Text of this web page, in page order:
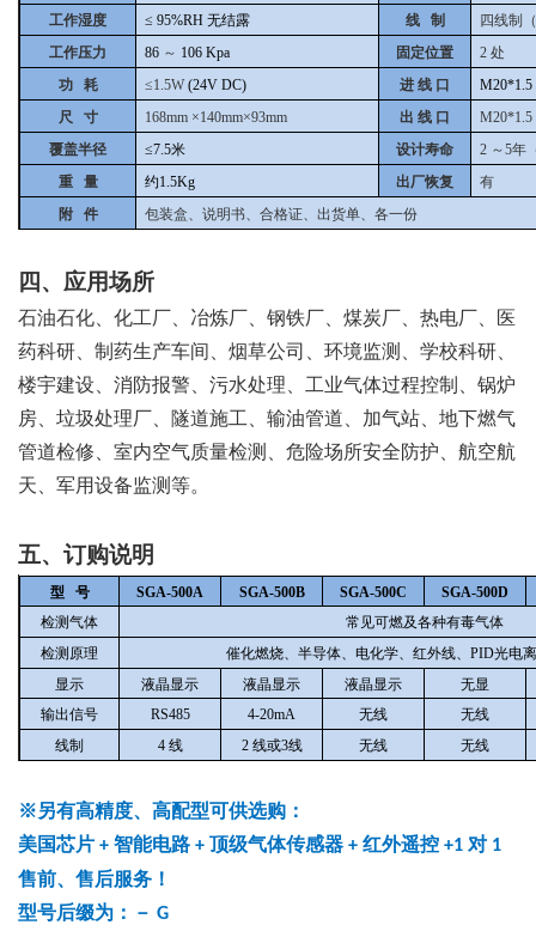
工作湿度
≤ 95%RH 无结露 线 制
四线制
工作压力
86 ～ 106 Kpa 固定位置 2 处
功 耗
≤1.5W (24V DC) 进 线 口
M20*1.5
尺 寸
168mm ×140mm×93mm 出 线 口
M20*1.5
覆盖半径
≤7.5米 设计寿命 2 ～5年
重 量
约1.5Kg 出厂恢复
有
附 件
包装盒、说明书、合格证、出货单、各一份
四、应用场所
石油石化、化工厂、冶炼厂、钢铁厂、煤炭厂、热电厂、医
药科研、制药生产车间、烟草公司、环境监测、学校科研、
楼宇建设、消防报警、污水处理、工业气体过程控制、锅炉
房、垃圾处理厂、隧道施工、输油管道、加气站、地下燃气
管道检修、室内空气质量检测、危险场所安全防护、航空航
天、军用设备监测等。
五、订购说明
型 号 SGA-500A SGA-500B SGA-500C
SGA-500D
检测气体
常见可燃及各种有毒气体
检测原理
催化燃烧、半导体、电化学、红外线、PID光电
显示
液晶显示 液晶显示 液晶显示
无显
输出信号
RS485 4-20mA 无线
无线
线制
4 线 2 线或3线 无线 无线
※另有高精度、高配型可供选购：
美国芯片 + 智能电路 + 顶级气体传感器 + 红外遥控 +1 对 1
售前、售后服务！
型号后缀为：－ G